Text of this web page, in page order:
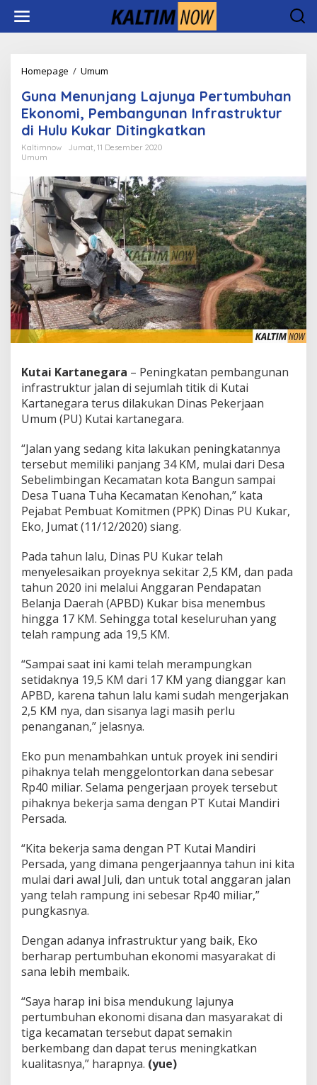
konten
Homepage / Umum
Lajunya
Pertumbuhan
Ekonomi,
Pembangunan
Infrastruktur
Kukar
Ditingkatkan
Guna Menunjang Lajunya Pertumbuhan
Ekonomi, Pembangunan Infrastruktur
di Hulu Kukar Ditingkatkan
Kaltimnow
Jumat, 11 Desember 2020
Umum
Kutai Kartanegara – Peningkatan pembangunan
infrastruktur jalan di sejumlah titik di Kutai
Kartanegara terus dilakukan Dinas Pekerjaan
Umum (PU) Kutai kartanegara.
“Jalan yang sedang kita lakukan peningkatannya
tersebut memiliki panjang 34 KM, mulai dari Desa
Sebelimbingan Kecamatan kota Bangun sampai
Desa Tuana Tuha Kecamatan Kenohan,” kata
Pejabat Pembuat Komitmen (PPK) Dinas PU Kukar,
Eko, Jumat (11/12/2020) siang.
Pada tahun lalu, Dinas PU Kukar telah
menyelesaikan proyeknya sekitar 2,5 KM, dan pada
tahun 2020 ini melalui Anggaran Pendapatan
Belanja Daerah (APBD) Kukar bisa menembus
hingga 17 KM. Sehingga total keseluruhan yang
telah rampung ada 19,5 KM.
“Sampai saat ini kami telah merampungkan
setidaknya 19,5 KM dari 17 KM yang dianggar kan
APBD, karena tahun lalu kami sudah mengerjakan
2,5 KM nya, dan sisanya lagi masih perlu
penanganan,” jelasnya.
Eko pun menambahkan untuk proyek ini sendiri
pihaknya telah menggelontorkan dana sebesar
Rp40 miliar. Selama pengerjaan proyek tersebut
pihaknya bekerja sama dengan PT Kutai Mandiri
Persada.
“Kita bekerja sama dengan PT Kutai Mandiri
Persada, yang dimana pengerjaannya tahun ini kita
mulai dari awal Juli, dan untuk total anggaran jalan
yang telah rampung ini sebesar Rp40 miliar,”
pungkasnya.
Dengan adanya infrastruktur yang baik, Eko
berharap pertumbuhan ekonomi masyarakat di
sana lebih membaik.
“Saya harap ini bisa mendukung lajunya
pertumbuhan ekonomi disana dan masyarakat di
tiga kecamatan tersebut dapat semakin
berkembang dan dapat terus meningkatkan
kualitasnya,” harapnya. (yue)